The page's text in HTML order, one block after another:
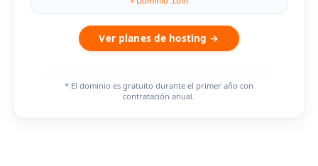
Ver planes de hosting →
* El dominio es gratuito durante el primer año con
contratación anual.